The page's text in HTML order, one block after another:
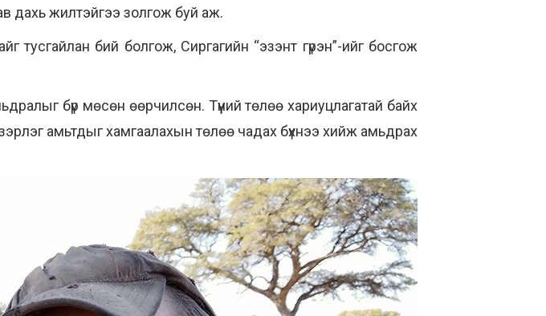
дахь жилтэйгээ золгож буй аж.
тусгайлан бий болгож, Сиргагийн “эзэнт гүрэн”-ийг босгож
бүр мөсөн өөрчилсөн. Түүний төлөө хариуцлагатай байх
амьтдыг хамгаалахын төлөө чадах бүхнээ хийж амьдрах